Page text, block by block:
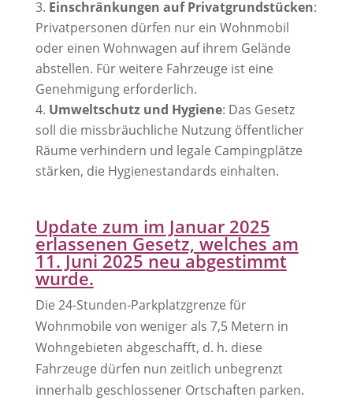
Einschränkungen auf Privatgrundstücken:
Privatpersonen dürfen nur ein Wohnmobil
oder einen Wohnwagen auf ihrem Gelände
abstellen. Für weitere Fahrzeuge ist eine
Genehmigung erforderlich.
Umweltschutz und Hygiene: Das Gesetz
soll die missbräuchliche Nutzung öffentlicher
Räume verhindern und legale Campingplätze
stärken, die Hygienestandards einhalten.
Update zum im Januar 2025
erlassenen Gesetz, welches am
11. Juni 2025 neu abgestimmt
wurde.
Die 24-Stunden-Parkplatzgrenze für
Wohnmobile von weniger als 7,5 Metern in
Wohngebieten abgeschafft, d. h. diese
Fahrzeuge dürfen nun zeitlich unbegrenzt
innerhalb geschlossener Ortschaften parken.